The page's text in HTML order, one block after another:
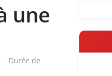
une
· Durée de